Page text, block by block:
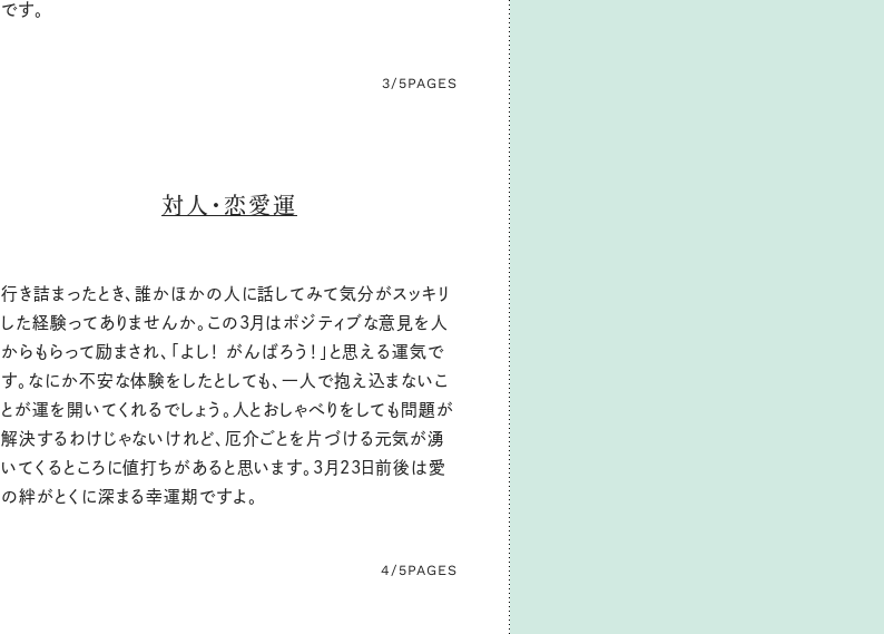
です。
3/5PAGES
対人・恋愛運
行き詰まったとき、誰かほかの人に話してみて気分がスッキリ
した経験ってありませんか。この3月はポジティブな意見を人
からもらって励まされ、「よし！ がんばろう！」と思える運気で
す。なにか不安な体験をしたとしても、一人で抱え込まないこ
とが運を開いてくれるでしょう。人とおしゃべりをしても問題が
解決するわけじゃないけれど、厄介ごとを片づける元気が湧
いてくるところに値打ちがあると思います。3月23日前後は愛
の絆がとくに深まる幸運期ですよ。
4/5PAGES